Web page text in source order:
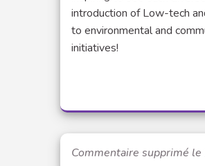
introduction of Low-tech
to environmental and
initiatives!
Commentaire supprimé